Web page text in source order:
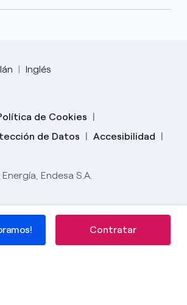
¡Te asesoramos!Contratar
Inglés
de Cookies
de Datos
Accesibilidad
Endesa S.A.